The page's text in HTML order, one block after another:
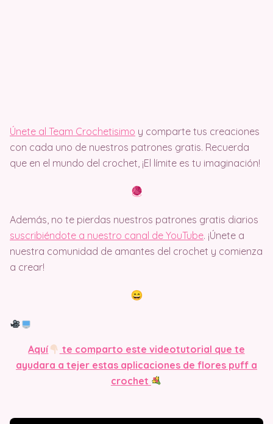
Únete al Team Crochetisimo y comparte tus creaciones
con cada uno de nuestros patrones gratis. Recuerda
que en el mundo del crochet, ¡El límite es tu imaginación!
Además, no te pierdas nuestros patrones gratis diarios
suscribiéndote a nuestro canal de YouTube. ¡Únete a
nuestra comunidad de amantes del crochet y comienza
a crear!
Aquí
te comparto este videotutorial que te
ayudara a tejer estas aplicaciones de flores puff a
crochet